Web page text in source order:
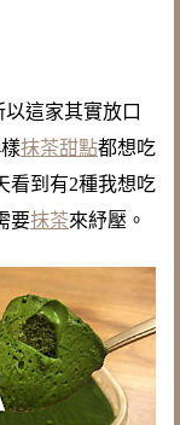
這家其實放口
抹茶甜點都想吃
看到有2種我想吃
要抹茶來紓壓。